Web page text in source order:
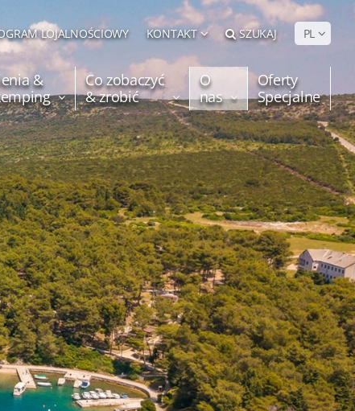
LOJALNOŚCIOWY KONTAKT SZUKAJ PL
&
Co zobaczyć
& zrobić
O
nas
Oferty
Specjalne